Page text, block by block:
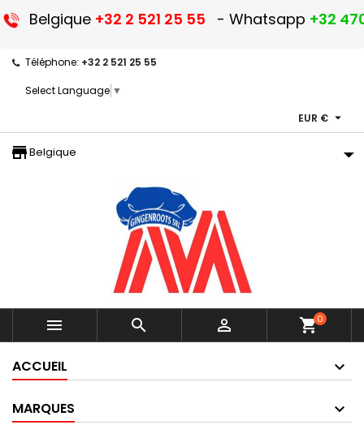
Belgique +32 2 521 25 55 - Whatsapp +32
Téléphone: +32 2 521 25 55
Select Language ▼
EUR € 
storefront
Belgique
   shopping_cart0
ACCUEIL
MARQUES